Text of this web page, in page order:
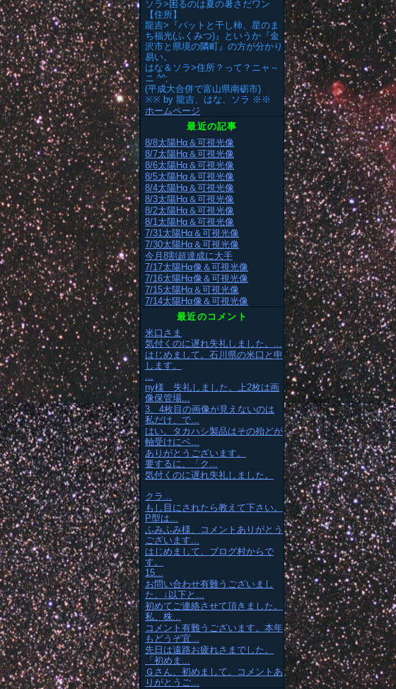
ソラ>困るのは夏の暑さだワン
【住所】
龍吉>『バットと干し柿、星のま
ち福光(ふくみつ)』というか『金
沢市と県境の隣町』の方が分かり
易い。
はな＆ソラ>住所？って？ニャ～
ニ ^^;
(平成大合併で富山県南砺市)
※※ by 龍吉、はな、ソラ ※※
ホームページ
最近の記事
8/8太陽Hα＆可視光像
8/7太陽Hα＆可視光像
8/6太陽Hα＆可視光像
8/5太陽Hα＆可視光像
8/4太陽Hα＆可視光像
8/3太陽Hα＆可視光像
8/2太陽Hα＆可視光像
8/1太陽Hα＆可視光像
7/31太陽Hα＆可視光像
7/30太陽Hα＆可視光像
今月8割超達成に大手
7/17太陽Hα像＆可視光像
7/16太陽Hα像＆可視光像
7/15太陽Hα＆可視光像
7/14太陽Hα像＆可視光像
最近のコメント
米口さま
気付くのに遅れ失礼しました。...
はじめまして。石川県の米口と申
します。
...
ny様 失礼しました。上2枚は画
像保管場...
3、4枚目の画像が見えないのは
私だけ、で...
はい。タカハシ製品はその殆どが
軸受けにベ...
ありがとうございます。
要するに、「ク...
気付くのに遅れ失礼しました。
クラ...
もし目にされたら教えて下さい。
P型は...
ふみふみ様、コメントありがとう
ございます...
はじめまして、ブログ村からで
す。
15...
お問い合わせ有難うございまし
た。↓以下と...
初めてご連絡させて頂きました。
私、株...
コメント有難うございます。本年
もどうぞ宜...
先日は遠路お疲れさまでした。
「初めま...
Ｇさん、初めまして。コメントあ
りがとうご...